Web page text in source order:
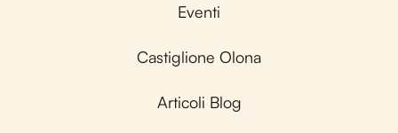
Eventi
Castiglione Olona
Articoli Blog